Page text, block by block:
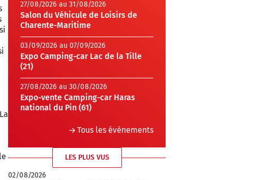
27/08/2026 au 31/08/2026
Salon du Véhicule de Loisirs de
Charente-Maritime
03/09/2026 au 07/09/2026
Expo Camping-car Lac de la Tille
(21)
27/08/2026 au 30/08/2026
Expo-vente Camping-car Haras
national du Pin (61)
Tous les évènements
LES PLUS VUS
02/08/2026